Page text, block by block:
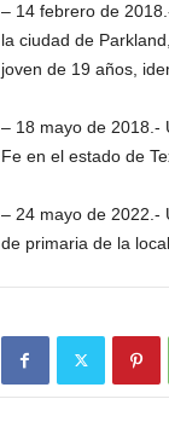
– 14 febrero de
la ciudad de
joven de 19 años,
– 18 mayo de 2018.-
Fe en el estado de
– 24 mayo de 2022.-
de primaria de la